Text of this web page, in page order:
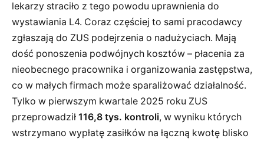
lekarzy straciło z tego powodu uprawnienia do
wystawiania L4. Coraz częściej to sami pracodawcy
zgłaszają do ZUS podejrzenia o nadużyciach. Mają
dość ponoszenia podwójnych kosztów – płacenia za
nieobecnego pracownika i organizowania zastępstwa,
co w małych firmach może sparaliżować działalność.
Tylko w pierwszym kwartale 2025 roku ZUS
przeprowadził 116,8 tys. kontroli, w wyniku których
wstrzymano wypłatę zasiłków na łączną kwotę blisko